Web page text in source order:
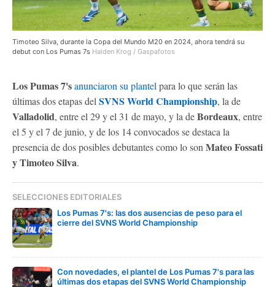
Timoteo Silva, durante la Copa del Mundo M20 en 2024, ahora tendrá su
debut con Los Pumas 7s Halden Krog / Gaspafotos
Los Pumas 7'sanunciaron su plantel para lo que serán las
últimas dos etapasdel SVNS World Championship, la de
Valladolid, entre el 29 y el 31 de mayo, y la deBordeaux, entre
el 5 y el 7 de junio, y de los 14 convocados se destaca la
presencia de dos posibles debutantes como lo son Mateo Fossati
y Timoteo Silva.
SELECCIONES EDITORIALES
Los Pumas 7's: las dos ausencias de peso para el
cierre del SVNS World Championship
Con novedades, el plantel de Los Pumas 7's para las
últimas dos etapas del SVNS World Championship